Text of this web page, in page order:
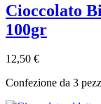
Cioccolato
100gr
12,50 €
Confezione da 3